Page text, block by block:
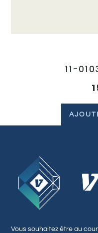
11-
Vous souhaitez être au